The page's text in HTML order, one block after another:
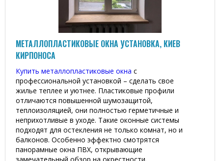
МЕТАЛЛОПЛАСТИКОВЫЕ ОКНА УСТАНОВКА, КИЕВ
КИРПОНОСА
Купить металлопластиковые окна с
профессиональной установкой – сделать свое
жилье теплее и уютнее. Пластиковые профили
отличаются повышенной шумозащитой,
теплоизоляцией, они полностью герметичные и
неприхотливые в уходе. Такие оконные системы
подходят для остекления не только комнат, но и
балконов. Особенно эффектно смотрятся
панорамные окна ПВХ, открывающие